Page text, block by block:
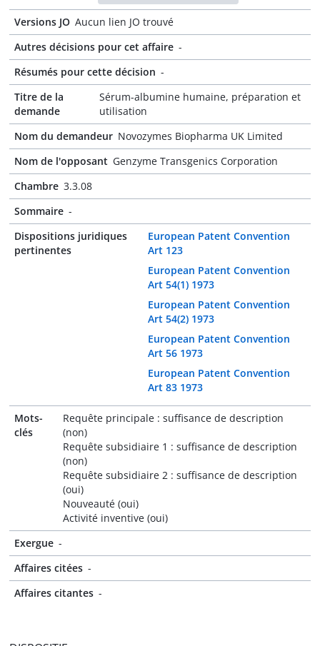
Versions JO Aucun lien JO trouvé
Autres décisions pour cet affaire -
Résumés pour cette décision -
Titre de la
demande
Sérum-albumine humaine, préparation et
utilisation
Nom du demandeur Novozymes Biopharma UK Limited
Nom de l'opposant Genzyme Transgenics Corporation
Chambre 3.3.08
Sommaire -
Dispositions juridiques
pertinentes
European Patent Convention
Art 123
European Patent Convention
Art 54(1) 1973
European Patent Convention
Art 54(2) 1973
European Patent Convention
Art 56 1973
European Patent Convention
Art 83 1973
Mots-
clés
Requête principale : suffisance de description
(non)
Requête subsidiaire 1 : suffisance de description
(non)
Requête subsidiaire 2 : suffisance de description
(oui)
Nouveauté (oui)
Activité inventive (oui)
Exergue -
Affaires citées -
Affaires citantes -